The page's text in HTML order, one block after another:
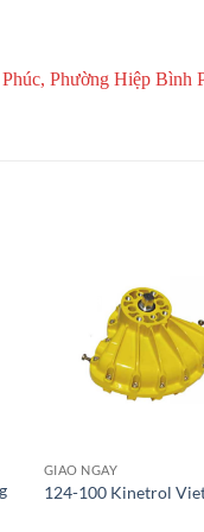
Phường Hiệp Bình
GIAO NGAY
124-100 Kinetrol